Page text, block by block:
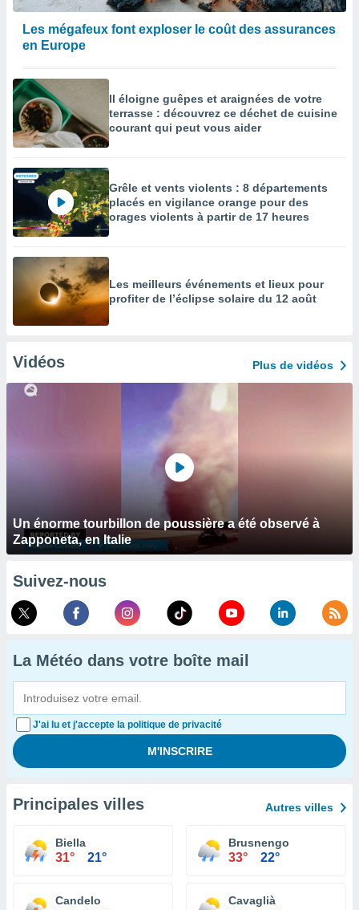
Les mégafeux font exploser le coût des assurances
en Europe
Il éloigne guêpes et araignées de votre
terrasse : découvrez ce déchet de cuisine
courant qui peut vous aider
Grêle et vents violents : 8 départements
placés en vigilance orange pour des
orages violents à partir de 17 heures
Les meilleurs événements et lieux pour
profiter de l’éclipse solaire du 12 août
Vidéos Plus de vidéos
Un énorme tourbillon de poussière a été observé à
Zapponeta, en Italie
Suivez-nous
La Météo dans votre boîte mail
J'ai lu et j'accepte la politique de privacité
Principales villes Autres villes
Biella
31° 21°
Brusnengo
33° 22°
Candelo Cavaglià